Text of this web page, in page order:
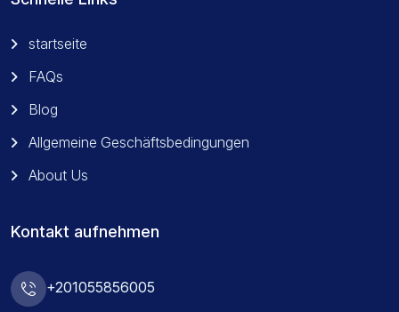
startseite
FAQs
Blog
Allgemeine Geschäftsbedingungen
About Us
Kontakt aufnehmen
+201055856005